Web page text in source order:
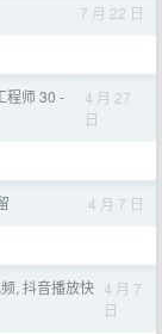
7 月 22 日
程师 30 -
4 月 27
日
4 月 7 日
, 抖音播放快 4 月 7
日